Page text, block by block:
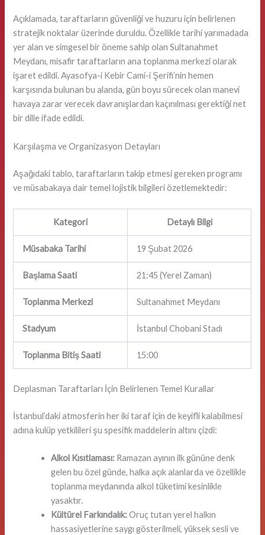
Açıklamada, taraftarların güvenliği ve huzuru için belirlenen
stratejik noktalar üzerinde duruldu. Özellikle tarihi yarımadada
yer alan ve simgesel bir öneme sahip olan Sultanahmet
Meydanı, misafir taraftarların ana toplanma merkezi olarak
işaret edildi. Ayasofya-i Kebir Cami-i Şerifi’nin hemen
karşısında bulunan bu alanda, gün boyu sürecek olan manevi
havaya zarar verecek davranışlardan kaçınılması gerektiği net
bir dille ifade edildi.
Karşılaşma ve Organizasyon Detayları
Aşağıdaki tablo, taraftarların takip etmesi gereken programı
ve müsabakaya dair temel lojistik bilgileri özetlemektedir:
Kategori Detaylı Bilgi
Müsabaka Tarihi 19 Şubat 2026
Başlama Saati 21:45 (Yerel Zaman)
Toplanma Merkezi Sultanahmet Meydanı
Stadyum İstanbul Chobani Stadı
Toplanma Bitiş Saati 15:00
Deplasman Taraftarları İçin Belirlenen Temel Kurallar
İstanbul’daki atmosferin her iki taraf için de keyifli kalabilmesi
adına kulüp yetkilileri şu spesifik maddelerin altını çizdi:
Alkol Kısıtlaması: Ramazan ayının ilk gününe denk
gelen bu özel günde, halka açık alanlarda ve özellikle
toplanma meydanında alkol tüketimi kesinlikle
yasaktır.
Kültürel Farkındalık:Oruç tutan yerel halkın
hassasiyetlerine saygı gösterilmeli, yüksek sesli ve